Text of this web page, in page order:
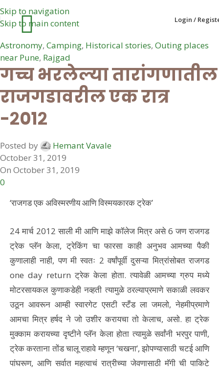
Skip to navigation
Skip to main content
Login /
Astronomy, Camping, Historical stories, Outing places
near Pune, Rajgad
गच्च भरलेल्या तारांगणातील
राजगडावरील एक रात्र
-२०१२
Posted by
Hemant Vavale
October 31, 2019
On October 31, 2019
0
‘राजगड एक अविस्मरणीय आणि विस्मयकारक ट्रेक’
24 मार्च 2012 साली मी आणि माझे कॉलेज मित्र असे 6 जण राजगड
ट्रेक प्लॅन केला, ट्रेकिंग चा फारसा काही अनुभव आमच्या पैकी
कुणालाही नाही, पण मी स्वतः 2 वर्षांपूर्वी दुसऱ्या मित्रांसोबत राजगड
one day return ट्रेक केला होता. त्यावेळी आमच्या ग्रुप मध्ये
मोटरसायकल कुणाकडेही नव्हती त्यामुळे ठरल्याप्रमाणे सकाळी लवकर
उठून आवरून आम्ही स्वारगेट एसटी स्टँड ला जमलो, नेहमीप्रमाणे
आमचा मित्र हर्षद ने जो उशीर करायचा तो केलाच, असो. हा ट्रेक
मुक्काम करायच्या दृष्टीने प्लॅन केला होता त्यामुळे सर्वांनी भरपुर पाणी,
ट्रेक करताना तोंड चालू राहावे म्हणून ‘चखना’, झोपण्यासाठी चटई आणि
पांघरूण, आणि सर्वात महत्वाचं रात्रीच्या जेवणासाठी मॅगी ची पाकिटे